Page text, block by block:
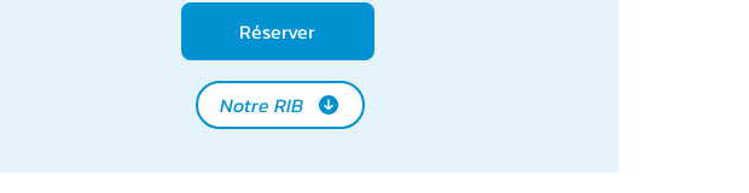
Réserver
Notre RIB